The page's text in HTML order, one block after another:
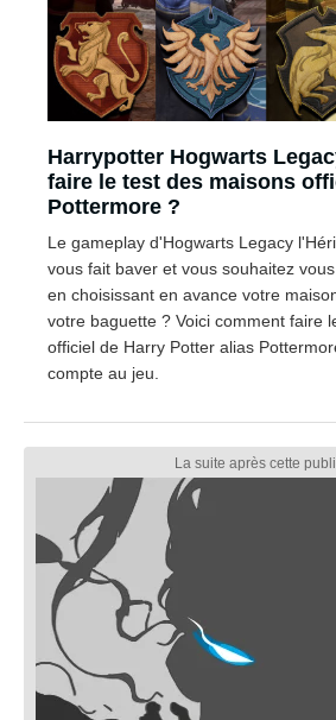
Harrypotter Hogwarts
faire le test des maisons
Pottermore ?
Le gameplay d'Hogwarts Legacy
vous fait baver et vous souhaitez
en choisissant en avance votre
votre baguette ? Voici comment faire
officiel de Harry Potter alias
compte au jeu.